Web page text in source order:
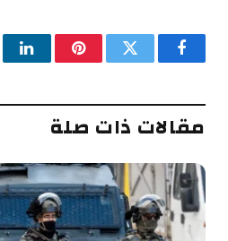
فيسبوكتويتر بينتيريست
مقالات ذات صلة